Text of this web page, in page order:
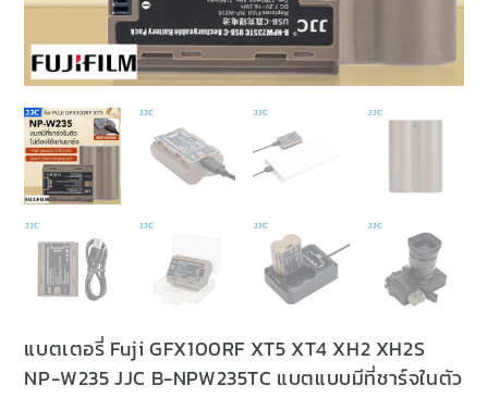
แบตเตอรี่ Fuji GFX100RF XT5 XT4 XH2 XH2S
NP-W235 JJC B-NPW235TC แบตแบบมีที่ชาร์จในตัว